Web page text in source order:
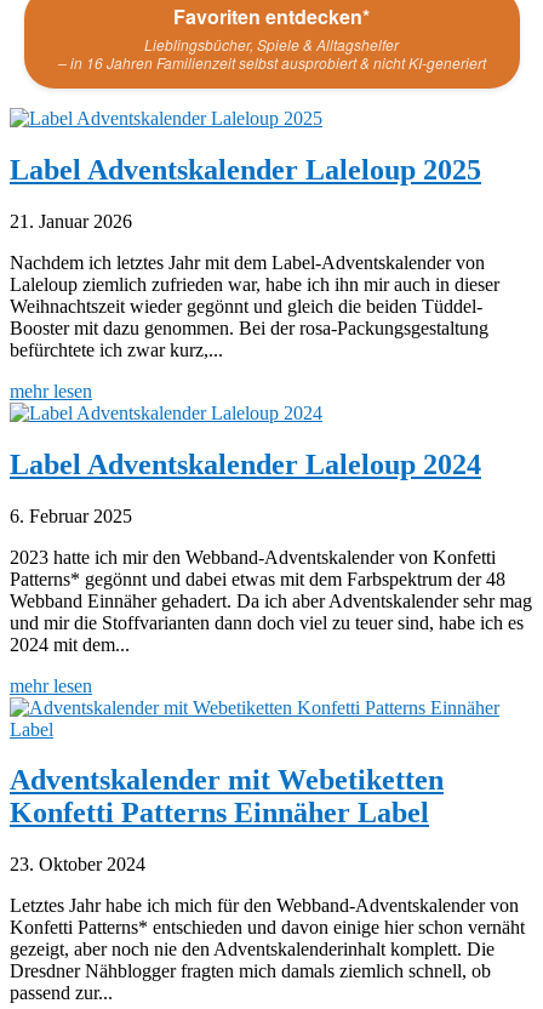
Favoriten entdecken*
Lieblingsbücher, Spiele & Alltagshelfer
– in 16 Jahren Familienzeit selbst ausprobiert & nicht KI-generiert
Label Adventskalender Laleloup 2025
21. Januar 2026
Nachdem ich letztes Jahr mit dem Label-Adventskalender von
Laleloup ziemlich zufrieden war, habe ich ihn mir auch in dieser
Weihnachtszeit wieder gegönnt und gleich die beiden Tüddel-
Booster mit dazu genommen. Bei der rosa-Packungsgestaltung
befürchtete ich zwar kurz,...
mehr lesen
Label Adventskalender Laleloup 2024
6. Februar 2025
2023 hatte ich mir den Webband-Adventskalender von Konfetti
Patterns* gegönnt und dabei etwas mit dem Farbspektrum der 48
Webband Einnäher gehadert. Da ich aber Adventskalender sehr mag
und mir die Stoffvarianten dann doch viel zu teuer sind, habe ich es
2024 mit dem...
mehr lesen
Adventskalender mit Webetiketten
Konfetti Patterns Einnäher Label
23. Oktober 2024
Letztes Jahr habe ich mich für den Webband-Adventskalender von
Konfetti Patterns* entschieden und davon einige hier schon vernäht
gezeigt, aber noch nie den Adventskalenderinhalt komplett. Die
Dresdner Nähblogger fragten mich damals ziemlich schnell, ob
passend zur...